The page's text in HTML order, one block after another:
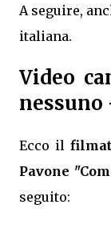
A seguire,
italiana.
Video
nessuno
Ecco il
Pavone
seguito: